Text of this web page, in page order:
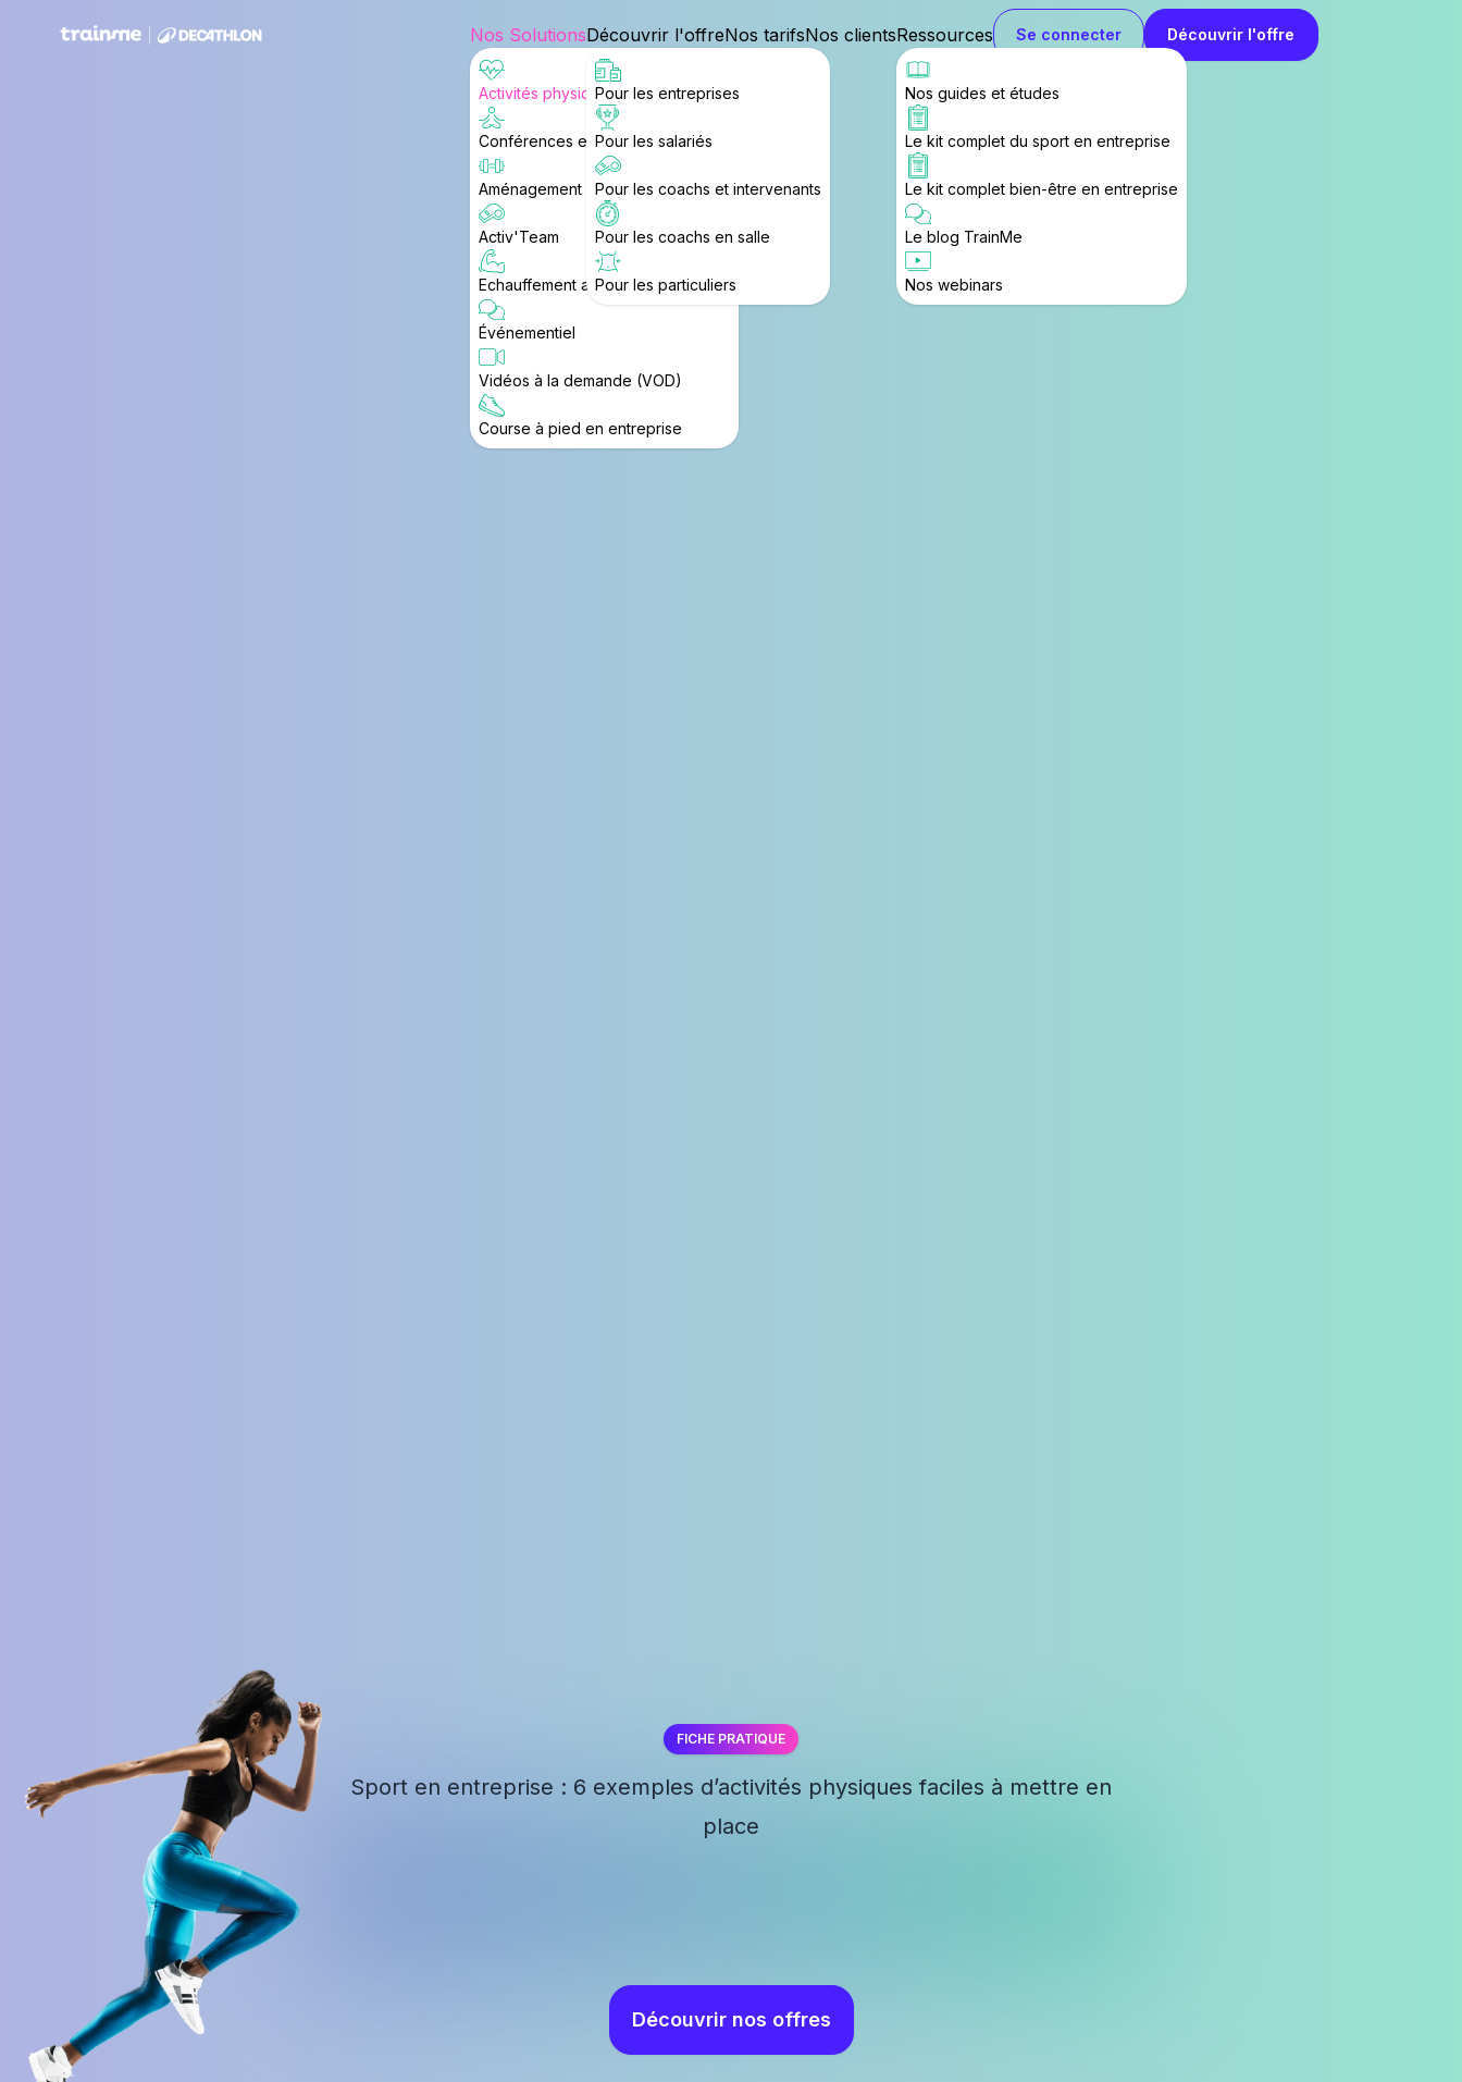
Nos Solutions
Activités physiques et sportives
Conférences et ateliers bien-être
Aménagement salle de sport
Activ'Team
Echauffement avant prise de poste
Événementiel
Vidéos à la demande (VOD)
Course à pied en entreprise
Découvrir l'offre
Pour les entreprises
Pour les salariés
Pour les coachs et intervenants
Pour les coachs en salle
Pour les particuliers
Nos tarifsNos clientsRessources
Nos guides et études
Le kit complet du sport en entreprise
Le kit complet bien-être en entreprise
Le blog TrainMe
Nos webinars
Se connecter Découvrir l'offre
FICHE PRATIQUE
Sport en entreprise : 6 exemples d’activités physiques faciles à mettre en
place
Découvrir nos offres